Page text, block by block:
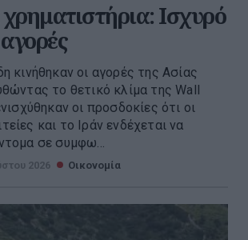
Ισχυρό
κινήθηκαν οι αγορές της Ασίας
το θετικό κλίμα της Wall
οι προσδοκίες ότι οι
και το Ιράν ενδέχεται να
σε συμφω...
2026 Οικονομία